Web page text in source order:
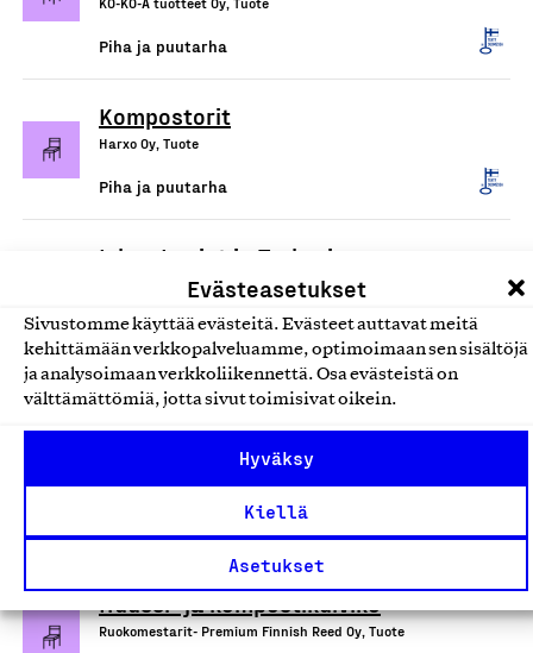
Evästeasetukset
Sivustomme käyttää evästeitä. Evästeet auttavat meitä
kehittämään verkkopalveluamme, optimoimaan sen sisältöjä
ja analysoimaan verkkoliikennettä. Osa evästeistä on
välttämättömiä, jotta sivut toimisivat oikein.
Hyväksy
Kiellä
Asetukset
Piha ja puutarha
Kompostorit
Harxo Oy, Tuote
Piha ja puutarha
Iskas Lapiot ja Tarhurin
puutarhalapio
Iskas Oy, Tuote
Piha ja puutarha
Iskas puutarha- ja
piharakentajan yleistyökalu
Iskas Oy, Tuote
Piha ja puutarha
Huussi- ja kompostikuivike
Ruokomestarit- Premium Finnish Reed Oy, Tuote